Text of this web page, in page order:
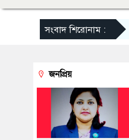
সংবাদ শিরোনাম :
জনপ্রিয়